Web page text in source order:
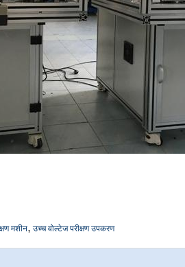
मशीन, उच्च वोल्टेज परीक्षण उपकरण